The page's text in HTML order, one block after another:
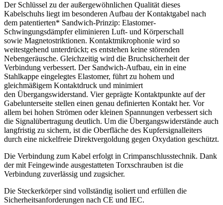
Der Schlüssel zu der außergewöhnlichen Qualität dieses
Kabelschuhs liegt im besonderen Aufbau der Kontaktgabel nach
dem patentierten* Sandwich-Prinzip: Elastomer-
Schwingungsdämpfer eliminieren Luft- und Körperschall
sowie Magnetostriktionen. Kontaktmikrophonie wird so
weitestgehend unterdrückt; es entstehen keine störenden
Nebengeräusche. Gleichzeitig wird die Bruchsicherheit der
Verbindung verbessert. Der Sandwich-Aufbau, ein in eine
Stahlkappe eingelegtes Elastomer, führt zu hohem und
gleichmäßigem Kontaktdruck und minimiert
den Übergangswiderstand. Vier geprägte Kontaktpunkte auf der
Gabelunterseite stellen einen genau definierten Kontakt her. Vor
allem bei hohen Strömen oder kleinen Spannungen verbessert sich
die Signalübertragung deutlich. Um die Übergangswiderstände auch
langfristig zu sichern, ist die Oberfläche des Kupfersignalleiters
durch eine nickelfreie Direktvergoldung gegen Oxydation geschützt.
Die Verbindung zum Kabel erfolgt in Crimpanschlusstechnik. Dank
der mit Feingewinde ausgestatteten Torxschrauben ist die
Verbindung zuverlässig und zugsicher.
Die Steckerkörper sind vollständig isoliert und erfüllen die
Sicherheitsanforderungen nach CE und IEC.